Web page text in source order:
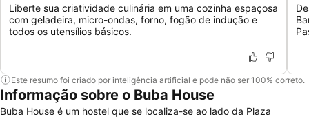
Liberte sua criatividade culinária em uma cozinha espaçosa
com geladeira, micro-ondas, forno, fogão de indução e
todos os utensílios básicos.
Este resumo foi criado por inteligência artificial e pode não ser 100% correto.
Informação sobre o Buba House
Buba House é um hostel que se localiza-se ao lado da Plaza